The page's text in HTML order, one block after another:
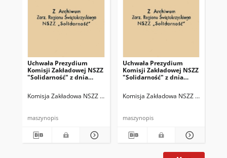
Uchwała Prezydium
Komisji Zakładowej NSZZ
"Solidarność" z dnia
Komisja Zakładowa NSZZ "Solidarność" w Skarżyskich Zakładach
maszynopis
Uchwała Prezydium
Komisji Zakładowej NSZZ
"Solidarność" z dnia
Komisja Zakładowa NSZZ
maszynopis